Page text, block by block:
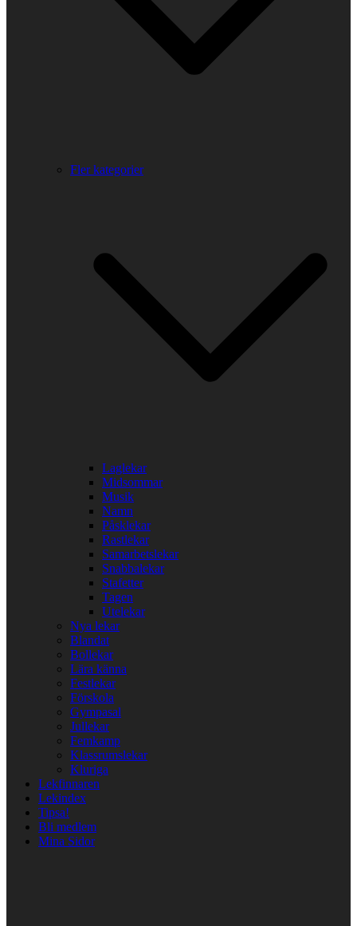
Fler kategorier
Laglekar
Midsommar
Musik
Namn
Påsklekar
Rastlekar
Samarbetslekar
Snabbalekar
Stafetter
Tagen
Utelekar
Nya lekar
Blandat
Bollekar
Lära känna
Festlekar
Förskola
Gympasal
Jullekar
Femkamp
Klassrumslekar
Kluriga
Lekfinnaren
Lekindex
Tipsa!
Bli medlem
Mina Sidor